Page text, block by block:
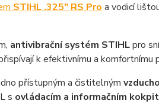
STIHL .325" RS Pro a vodicí
antivibrační systém STIHLpro
k efektivnímu a komfortnímu
přístupným a čistitelným
s ovládacím a informačním